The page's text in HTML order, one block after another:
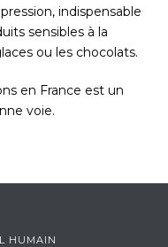
indispensable
sensibles à la
ou les chocolats.
en France est un
voie.
HUMAIN